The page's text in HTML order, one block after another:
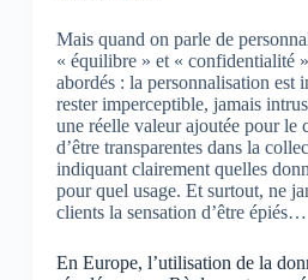
Mais quand on parle de
« équilibre » et « confidentialité
abordés : la personnalisation est
rester imperceptible, jamais
une réelle valeur ajoutée pour le
d’être transparentes dans la
indiquant clairement quelles
pour quel usage. Et surtout, ne
clients la sensation d’être épiés…
En Europe, l’utilisation de la